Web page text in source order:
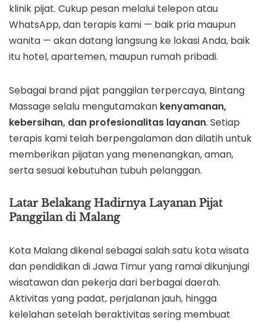
klinik pijat. Cukup pesan melalui telepon atau
WhatsApp, dan terapis kami — baik pria maupun
wanita — akan datang langsung ke lokasi Anda, baik
itu hotel, apartemen, maupun rumah pribadi.
Sebagai brand pijat panggilan terpercaya, Bintang
Massage selalu mengutamakan kenyamanan,
kebersihan, dan profesionalitas layanan. Setiap
terapis kami telah berpengalaman dan dilatih untuk
memberikan pijatan yang menenangkan, aman,
serta sesuai kebutuhan tubuh pelanggan.
Latar Belakang Hadirnya Layanan Pijat
Panggilan di Malang
Kota Malang dikenal sebagai salah satu kota wisata
dan pendidikan di Jawa Timur yang ramai dikunjungi
wisatawan dan pekerja dari berbagai daerah.
Aktivitas yang padat, perjalanan jauh, hingga
kelelahan setelah beraktivitas sering membuat